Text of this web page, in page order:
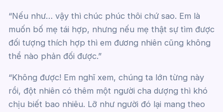
“Nếu như… vậy thì chúc phúc thôi chứ sao. Em là
muốn bố mẹ tái hợp, nhưng nếu mẹ thật sự tìm được
đối tượng thích hợp thì em đương nhiên cũng không
thể nào phản đối được.”
“Không được! Em nghĩ xem, chúng ta lớn từng này
rồi, đột nhiên có thêm một người cha dượng thì khó
chịu biết bao nhiêu. Lỡ như người đó lại mang theo